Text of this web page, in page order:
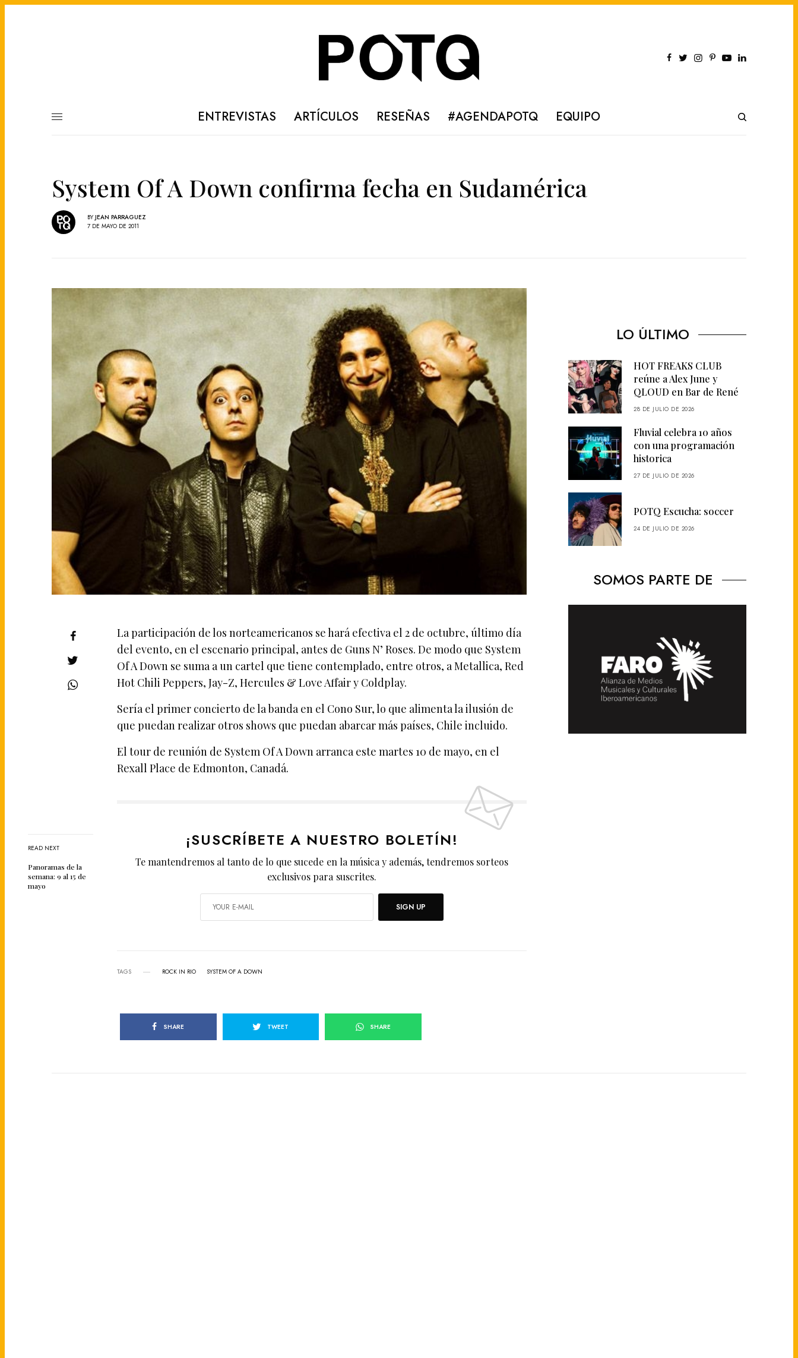
ENTREVISTAS ARTÍCULOS RESEÑAS #AGENDAPOTQ EQUIPO
System Of A Down confirma fecha en Sudamérica
BY JEAN PARRAGUEZ
7 DE MAYO DE 2011
READ NEXT
Panoramas de la
semana: 9 al 15 de
mayo
La participación de los norteamericanos se hará efectiva el 2 de octubre, último día
del evento, en el escenario principal, antes de Guns N’ Roses. De modo que System
Of A Down se suma a un cartel que tiene contemplado, entre otros, a Metallica, Red
Hot Chili Peppers, Jay-Z, Hercules & Love Affair y Coldplay.
Sería el primer concierto de la banda en el Cono Sur, lo que alimenta la ilusión de
que puedan realizar otros shows que puedan abarcar más países, Chile incluido.
El tour de reunión de System Of A Down arranca este martes 10 de mayo, en el
Rexall Place de Edmonton, Canadá.
¡SUSCRÍBETE A NUESTRO BOLETÍN!
Te mantendremos al tanto de lo que sucede en la música y además, tendremos sorteos
exclusivos para suscrites.
SIGN UP
TAGS ROCK IN RIO SYSTEM OF A DOWN
SHARE TWEET SHARE
LO ÚLTIMO
HOT FREAKS CLUB
reúne a Alex June y
QLOUD en Bar de René
28 DE JULIO DE 2026
Fluvial celebra 10 años
con una programación
historica
27 DE JULIO DE 2026
POTQ Escucha: soccer
24 DE JULIO DE 2026
SOMOS PARTE DE